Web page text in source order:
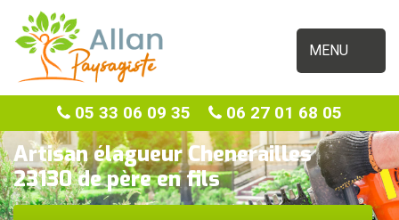
MENU
05 33 06 09 35 06 27 01 68 05
Artisan élagueur Chenerailles
23130 de père en fils